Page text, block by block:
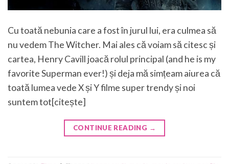
Cu toată nebunia care a fost în jurul lui, era culmea să
nu vedem The Witcher. Mai ales că voiam să citesc și
cartea, Henry Cavill joacă rolul principal (and he is my
favorite Superman ever!) și deja mă simțeam aiurea că
toată lumea vede X și Y filme super trendy și noi
suntem tot[citește]
CONTINUE READING →